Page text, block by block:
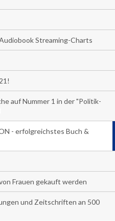
Streaming-Charts
auf Nummer 1 in der "Politik-
- erfolgreichstes Buch &
Frauen gekauft werden
und Zeitschriften an 500